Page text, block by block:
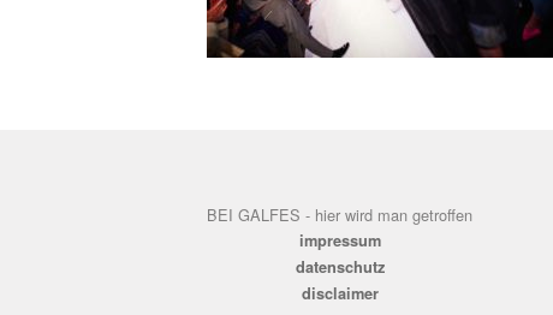
BEI GALFES - hier wird man getroffen
impressum
datenschutz
disclaimer